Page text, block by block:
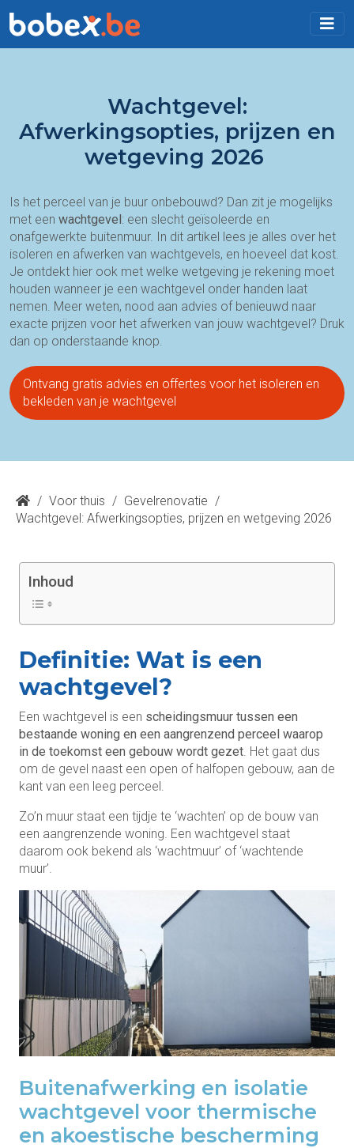
Wachtgevel:
Afwerkingsopties, prijzen en
wetgeving 2026
Is het perceel van je buur onbebouwd? Dan zit je mogelijks
met een wachtgevel: een slecht geïsoleerde en
onafgewerkte buitenmuur. In dit artikel lees je alles over het
isoleren en afwerken van wachtgevels, en hoeveel dat kost.
Je ontdekt hier ook met welke wetgeving je rekening moet
houden wanneer je een wachtgevel onder handen laat
nemen. Meer weten, nood aan advies of benieuwd naar
exacte prijzen voor het afwerken van jouw wachtgevel? Druk
dan op onderstaande knop.
Ontvang gratis advies en offertes voor het isoleren en
bekleden van je wachtgevel
/ Voor thuis / Gevelrenovatie /
Wachtgevel: Afwerkingsopties, prijzen en wetgeving 2026
Inhoud
Definitie: Wat is een
wachtgevel?
Een wachtgevel is een scheidingsmuur tussen een
bestaande woning en een aangrenzend perceel waarop
in de toekomst een gebouw wordt gezet . Het gaat dus
om de gevel naast een open of halfopen gebouw, aan de
kant van een leeg perceel.
Zo’n muur staat een tijdje te ‘wachten’ op de bouw van
een aangrenzende woning. Een wachtgevel staat
daarom ook bekend als ‘wachtmuur’ of ‘wachtende
muur’.
Buitenafwerking en isolatie
wachtgevel voor thermische
en akoestische bescherming